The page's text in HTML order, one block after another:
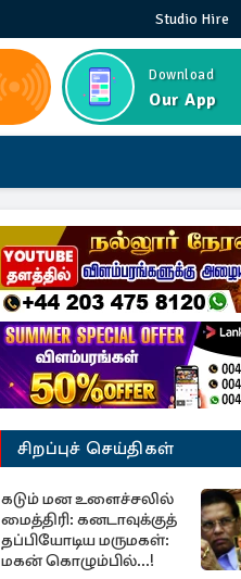
Studio Hire
Download
Our App
சிறப்புச் செய்திகள்
கடும் மன உளைச்சலில்
மைத்திரி: கனடாவுக்குத்
தப்பியோடிய மருமகள்:
மகன் கொழும்பில்...!